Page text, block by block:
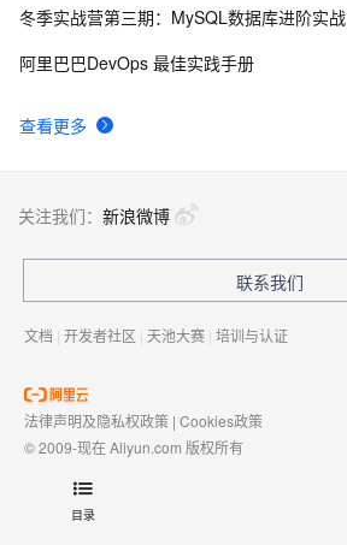
目录
查看更多
冬季实战营第三期：MySQL数据库进阶实战
阿里巴巴DevOps 最佳实践手册
关注我们： 新浪微博
联系我们
文档 | 开发者社区 | 天池大赛 | 培训与认证
法律声明及隐私权政策 | Cookies政策
© 2009-现在 Aliyun.com 版权所有
域名注册服务机构许可：